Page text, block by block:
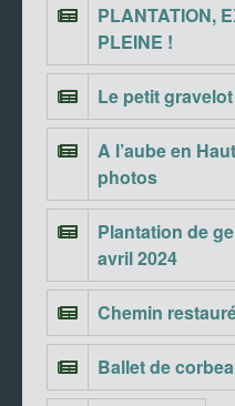
PLANTATION,
PLEINE !
Le petit gravelot
A l’aube en
photos
Plantation de
avril 2024
Chemin
Ballet de